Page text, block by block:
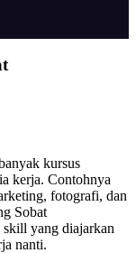
kursus
kerja. Contohnya
fotografi, dan
Sobat
yang diajarkan
nanti.